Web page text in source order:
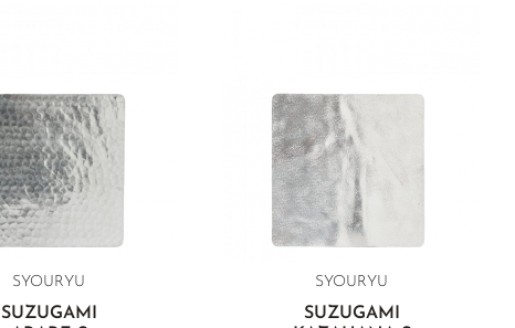
SYOURYU
SUZUGAMI
SYOURYU
SUZUGAMI